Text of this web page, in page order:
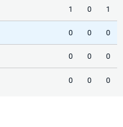
1 0 1
0 0 0
0 0 0
0 0 0